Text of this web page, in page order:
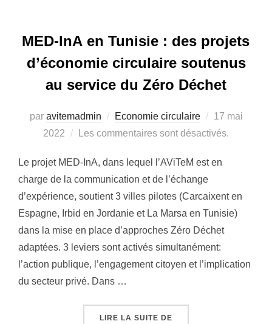
MED-InA en Tunisie : des projets
d’économie circulaire soutenus
au service du Zéro Déchet
par avitemadmin Economie circulaire
Publié
le
17 mai
2022
Les commentaires sont désactivés.
Le projet MED-InA, dans lequel l’AViTeM est en
charge de la communication et de l’échange
d’expérience, soutient 3 villes pilotes (Carcaixent en
Espagne, Irbid en Jordanie et La Marsa en Tunisie)
dans la mise en place d’approches Zéro Déchet
adaptées. 3 leviers sont activés simultanément:
l’action publique, l’engagement citoyen et l’implication
du secteur privé. Dans …
LIRE LA SUITE DE